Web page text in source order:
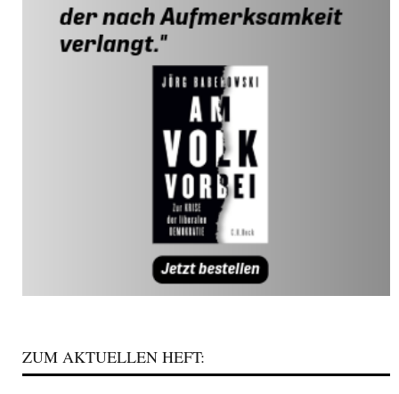
ZUM AKTUELLEN HEFT: